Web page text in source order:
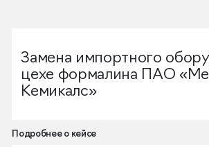
Замена импортного
цехе формалина ПАО
Кемикалс»
Подробнее о кейсе